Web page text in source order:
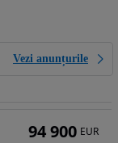
Vezi anunțurile
94 900 EUR